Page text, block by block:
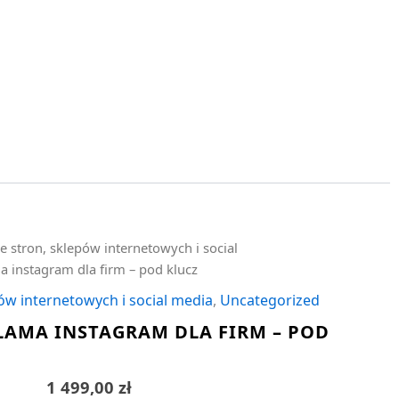
stron, sklepów internetowych i social
instagram dla firm – pod klucz
internetowych i social media, Uncategorized
INSTAGRAM DLA FIRM – POD
1 499,00 zł